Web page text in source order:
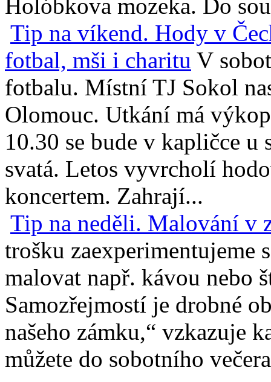
Holóbkova mozeka. Do
Tip na víkend. Hody v
fotbal, mši i charitu V
fotbalu. Místní TJ Sokol
Olomouc. Utkání má
10.30 se bude v kapličce
svatá. Letos vyvrcholí
koncertem. Zahrají...
Tip na neděli. Malování v
trošku
malovat např. kávou nebo
Samozřejmostí je drobné
našeho zámku,“ vzkazuje
můžete do sobotního